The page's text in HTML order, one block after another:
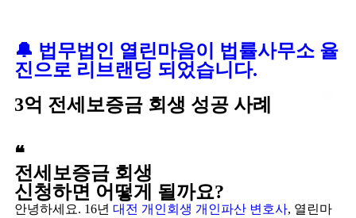
🔔 법무법인 열린마음이 법률사무소 율
진으로 리브랜딩 되었습니다.
3억 전세보증금 회생 성공 사례
❝
전세보증금 회생
신청하면 어떻게 될까요?
안녕하세요. 16년 대전 개인회생 개인파산 변호사, 열린마